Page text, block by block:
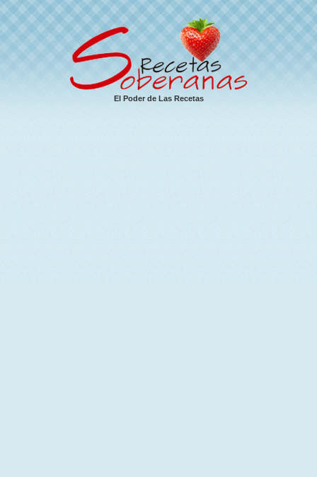
El Poder de Las Recetas